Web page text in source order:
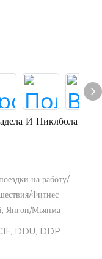
И Пиклбола
на работу/
Фитнес
Янгон/Мьянма
DDU, DDP